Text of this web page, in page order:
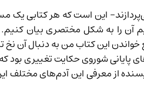
این است که هر کتابی یک
این کتاب من به دنبال آن
شوروی حکایت تغییری بود
از معرفی این آدم‌های مختلف